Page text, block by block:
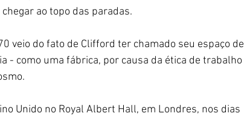
ao topo das paradas.
veio do fato de Clifford ter chamado seu espaço de
- como uma fábrica, por causa da ética de trabalho
Unido no Royal Albert Hall, em Londres, nos dias